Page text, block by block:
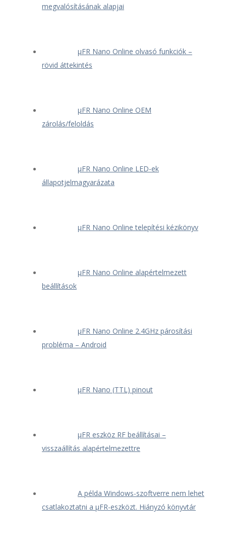
megvalósításának alapjai
μFR Nano Online olvasó funkciók –
rövid áttekintés
μFR Nano Online OEM
zárolás/feloldás
μFR Nano Online LED-ek
állapotjelmagyarázata
μFR Nano Online telepítési kézikönyv
μFR Nano Online alapértelmezett
beállítások
μFR Nano Online 2.4GHz párosítási
probléma – Android
μFR Nano (TTL) pinout
μFR eszköz RF beállításai –
visszaállítás alapértelmezettre
A példa Windows-szoftverre nem lehet
csatlakoztatni a μFR-eszközt. Hiányzó könyvtár